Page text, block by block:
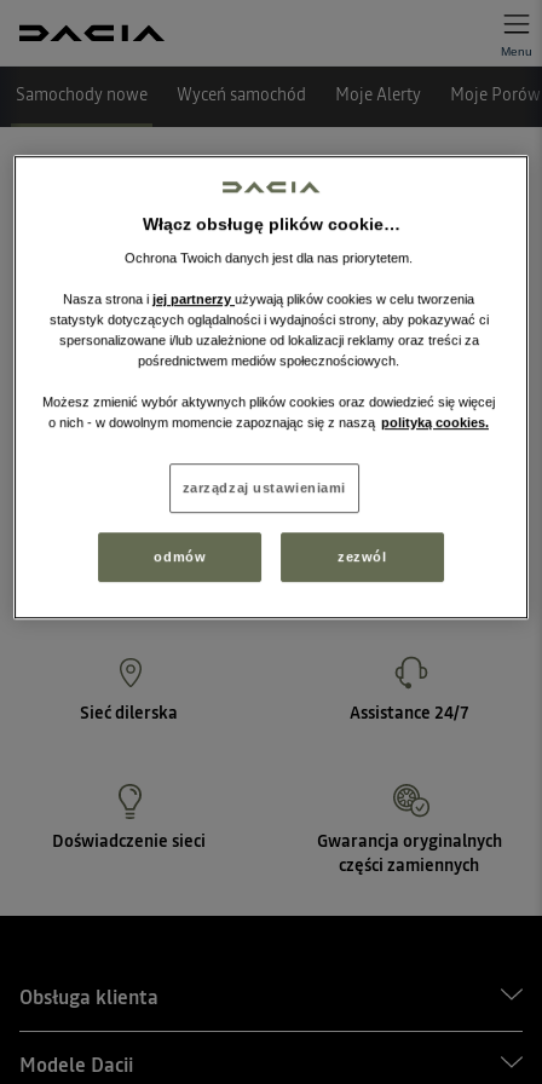
Samochody nowe Wyceń samochód Moje Alerty Moje
Niestety, wybrany dealer nie ma
obecnie żadnych ofert w tej kategorii.
Sieć dilerska Assistance 24/7
Doświadczenie sieci
Gwarancja oryginalnych
części zamiennych
Obsługa klienta
Modele Dacii
Włącz obsługę plików cookie…
Ochrona Twoich danych jest dla nas priorytetem.
Nasza strona i jej partnerzy używają plików cookies w celu tworzenia
statystyk dotyczących oglądalności i wydajności strony, aby pokazywać ci
spersonalizowane i/lub uzależnione od lokalizacji reklamy oraz treści za
pośrednictwem mediów społecznościowych.
Możesz zmienić wybór aktywnych plików cookies oraz dowiedzieć się więcej
o nich - w dowolnym momencie zapoznając się z naszą polityką cookies.
zarządzaj ustawieniami
odmów zezwól